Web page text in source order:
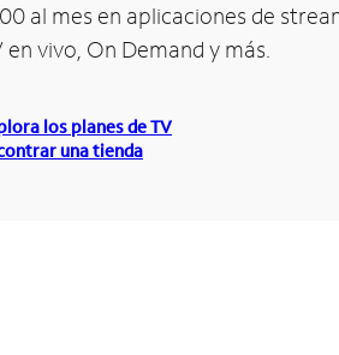
al mes en aplicaciones de
en vivo, On Demand y más.
los planes de TV
una tienda